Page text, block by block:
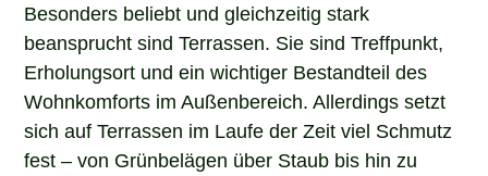
Besonders beliebt und gleichzeitig stark
beansprucht sind Terrassen. Sie sind Treffpunkt,
Erholungsort und ein wichtiger Bestandteil des
Wohnkomforts im Außenbereich. Allerdings setzt
sich auf Terrassen im Laufe der Zeit viel Schmutz
fest – von Grünbelägen über Staub bis hin zu